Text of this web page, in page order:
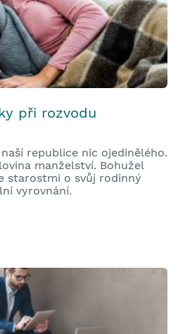
při rozvodu
republice nic ojedinělého.
manželství. Bohužel
starostmi o svůj rodinný
vyrovnání.